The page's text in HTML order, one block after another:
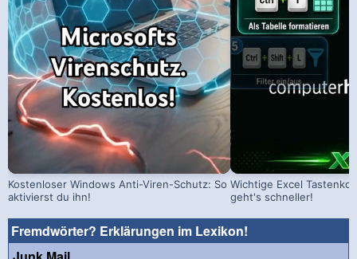
Kostenloser Windows Anti-Viren-Schutz: So
aktivierst du ihn!
Wichtige Excel
geht's schneller!
Fremdwörter? Erklärungen im Lexikon!